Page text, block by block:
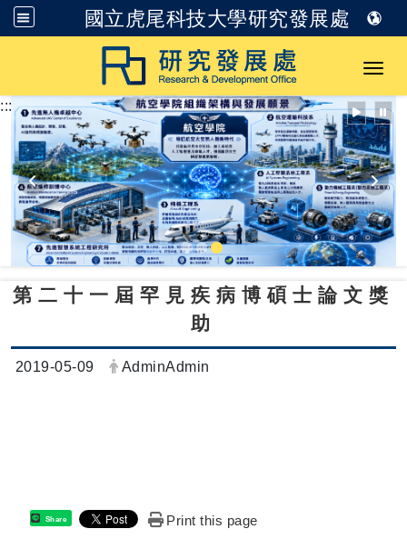
國立虎尾科技大學研究發展處
跳到主要內容
:::
第二十一屆罕見疾病博碩士論文獎
助
日期：
2019-05-09 發布者：
AdminAdmin
Share Print this page